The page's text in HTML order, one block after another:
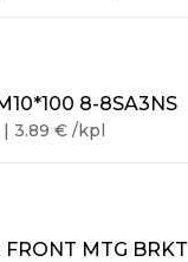
8-8SA3NS
| 3.89 € /kpl
FRONT MTG BRKT